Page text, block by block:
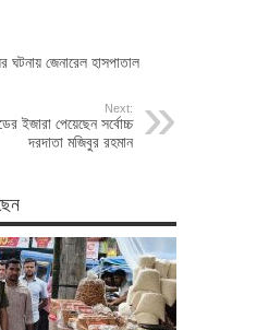
জেনারেল হাসপাতাল
Next:
ইজারা পেয়েছেন সর্বোচ্চ
দরদাতা মজিবুর রহমান